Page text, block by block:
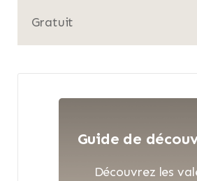
Gratuit
Guide de
Découvrez les